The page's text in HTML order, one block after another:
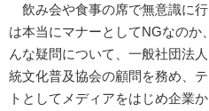
飲み会や食事の席で無意識に行
は本当にマナーとしてNGなの
んな疑問について、一般社団法
統文化普及協会の顧問を務め、
トとしてメディアをはじめ企業